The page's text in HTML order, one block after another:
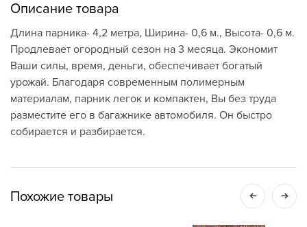
Описание товара
Длина парника- 4,2 метра, Ширина- 0,6 м., Высота- 0,6 м.
Продлевает огородный сезон на 3 месяца. Экономит
Ваши силы, время, деньги, обеспечивает богатый
урожай. Благодаря современным полимерным
материалам, парник легок и компактен, Вы без труда
разместите его в багажнике автомобиля. Он быстро
собирается и разбирается.
Похожие товары